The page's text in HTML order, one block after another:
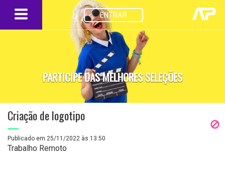
ENTRAR
PARTICIPE DAS MELHORES SELEÇÕES
Criação de logotipo
Publicado em 25/11/2022 às 13:50
Trabalho Remoto